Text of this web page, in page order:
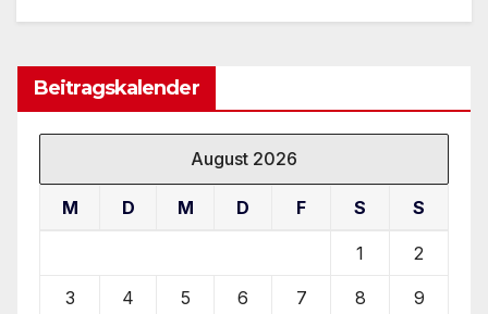
Beitragskalender
August 2026
M D M D F S S
1 2
3 4 5 6 7 8 9